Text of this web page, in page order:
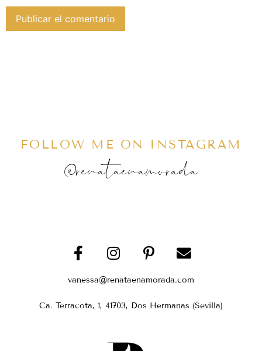
FOLLOW ME ON INSTAGRAM
@renataenamorada
vanessa@renataenamorada.com
Ca. Terracota, 1, 41703, Dos Hermanas (Sevilla)